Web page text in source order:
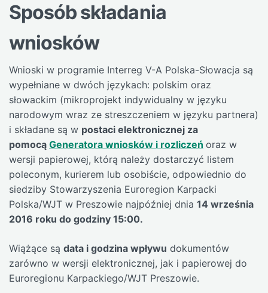
Sposób składania
wniosków
Wnioski w programie Interreg V-A Polska-Słowacja są
wypełniane w dwóch językach: polskim oraz
słowackim (mikroprojekt indywidualny w języku
narodowym wraz ze streszczeniem w języku partnera)
i składane są w postaci elektronicznej za
pomocą Generatora wniosków i rozliczeń oraz w
wersji papierowej, którą należy dostarczyć listem
poleconym, kurierem lub osobiście, odpowiednio do
siedziby Stowarzyszenia Euroregion Karpacki
Polska/WJT w Preszowie najpóźniej dnia 14 września
2016 roku do godziny 15:00.
Wiążące są data i godzina wpływu dokumentów
zarówno w wersji elektronicznej, jak i papierowej do
Euroregionu Karpackiego/WJT Preszowie.